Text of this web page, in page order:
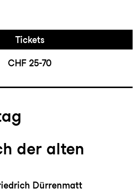
Tickets
CHF 25-70
der alten
Dürrenmatt